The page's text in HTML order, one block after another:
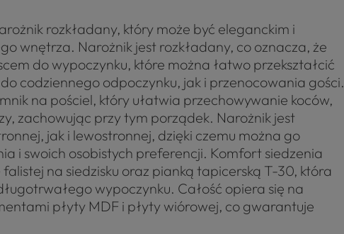
rozkładany, który może być eleganckim i
wnętrza. Narożnik jest rozkładany, co oznacza, że
do wypoczynku, które można łatwo przekształcić
codziennego odpoczynku, jak i przenocowania gości.
na pościel, który ułatwia przechowywanie koców,
zachowując przy tym porządek. Narożnik jest
jak i lewostronnej, dzięki czemu można go
i swoich osobistych preferencji. Komfort siedzenia
na siedzisku oraz pianką tapicerską T-30, która
wypoczynku. Całość opiera się na
płyty MDF i płyty wiórowej, co gwarantuje